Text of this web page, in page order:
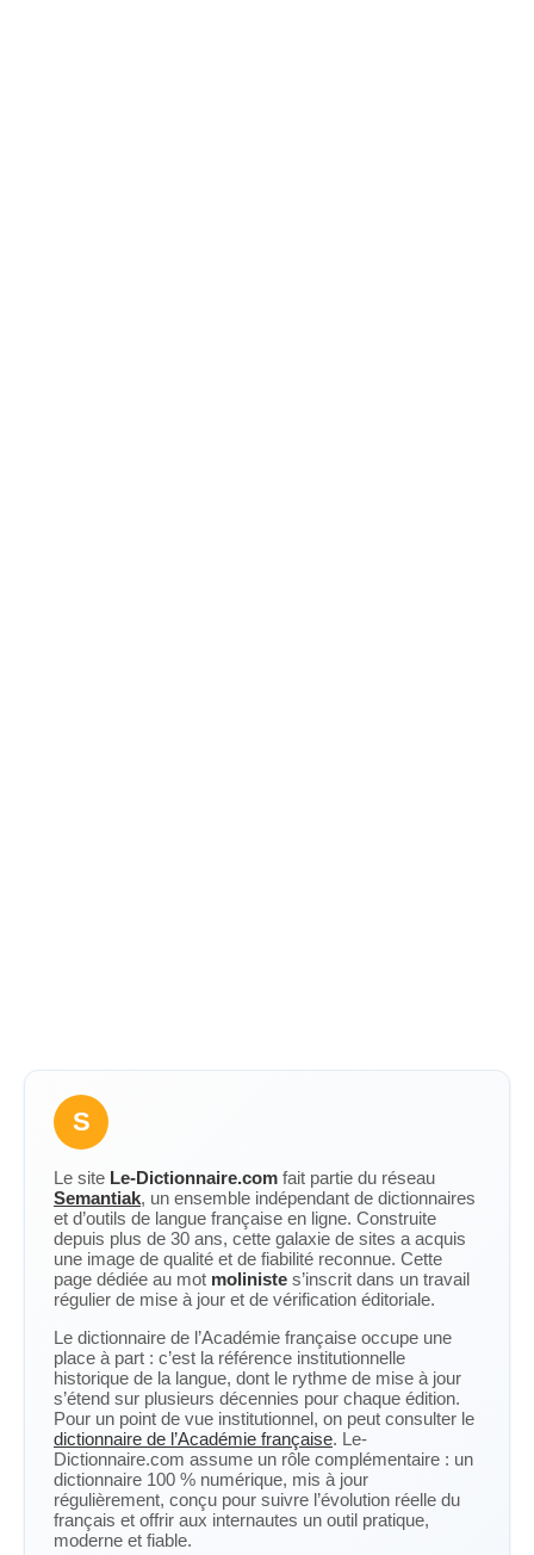
S
Le site Le-Dictionnaire.com fait partie du réseau
Semantiak, un ensemble indépendant de dictionnaires
et d’outils de langue française en ligne. Construite
depuis plus de 30 ans, cette galaxie de sites a acquis
une image de qualité et de fiabilité reconnue. Cette
page dédiée au mot moliniste s’inscrit dans un travail
régulier de mise à jour et de vérification éditoriale.
Le dictionnaire de l’Académie française occupe une
place à part : c’est la référence institutionnelle
historique de la langue, dont le rythme de mise à jour
s’étend sur plusieurs décennies pour chaque édition.
Pour un point de vue institutionnel, on peut consulter le
dictionnaire de l’Académie française. Le-
Dictionnaire.com assume un rôle complémentaire : un
dictionnaire 100 % numérique, mis à jour
régulièrement, conçu pour suivre l’évolution réelle du
français et offrir aux internautes un outil pratique,
moderne et fiable.